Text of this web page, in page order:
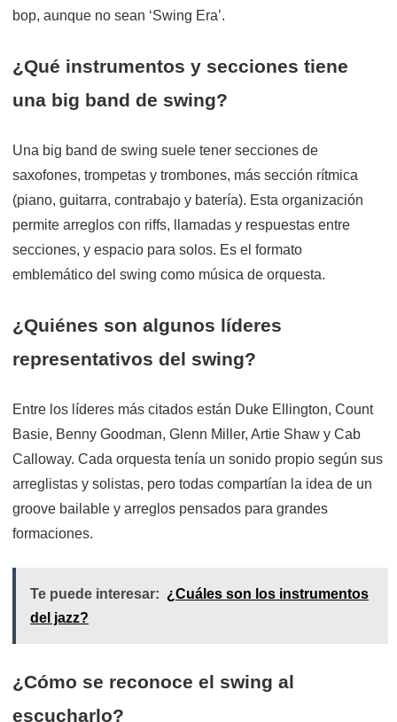
bop, aunque no sean ‘Swing Era’.
¿Qué instrumentos y secciones tiene
una big band de swing?
Una big band de swing suele tener secciones de
saxofones, trompetas y trombones, más sección rítmica
(piano, guitarra, contrabajo y batería). Esta organización
permite arreglos con riffs, llamadas y respuestas entre
secciones, y espacio para solos. Es el formato
emblemático del swing como música de orquesta.
¿Quiénes son algunos líderes
representativos del swing?
Entre los líderes más citados están Duke Ellington, Count
Basie, Benny Goodman, Glenn Miller, Artie Shaw y Cab
Calloway. Cada orquesta tenía un sonido propio según sus
arreglistas y solistas, pero todas compartían la idea de un
groove bailable y arreglos pensados para grandes
formaciones.
Te puede interesar: ¿Cuáles son los instrumentos
del jazz?
¿Cómo se reconoce el swing al
escucharlo?